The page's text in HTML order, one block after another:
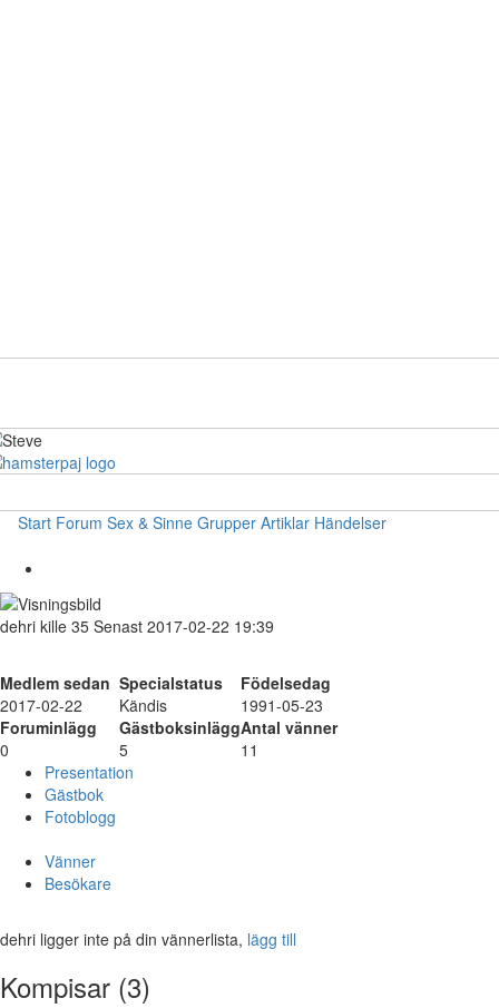
Start Forum Sex & Sinne Grupper Artiklar Händelser
dehri kille 35 Senast 2017-02-22 19:39
Medlem sedan Specialstatus
Födelsedag
2017-02-22
Kändis
1991-05-23
Foruminlägg
GästboksinläggAntal vänner
0
5
11
Presentation
Gästbok
Fotoblogg
Vänner
Besökare
dehri ligger inte på din vännerlista, lägg till
Kompisar (3)